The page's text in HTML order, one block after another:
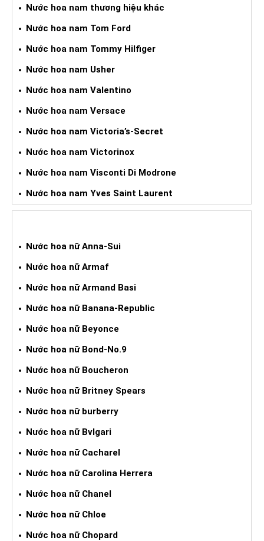
Nước hoa nam thương hiệu khác
Nước hoa nam Tom Ford
Nước hoa nam Tommy Hilfiger
Nước hoa nam Usher
Nước hoa nam Valentino
Nước hoa nam Versace
Nước hoa nam Victoria’s-Secret
Nước hoa nam Victorinox
Nước hoa nam Visconti Di Modrone
Nước hoa nam Yves Saint Laurent
Nước hoa nữ Anna-Sui
Nước hoa nữ Armaf
Nước hoa nữ Armand Basi
Nước hoa nữ Banana-Republic
Nước hoa nữ Beyonce
Nước hoa nữ Bond-No.9
Nước hoa nữ Boucheron
Nước hoa nữ Britney Spears
Nước hoa nữ burberry
Nước hoa nữ Bvlgari
Nước hoa nữ Cacharel
Nước hoa nữ Carolina Herrera
Nước hoa nữ Chanel
Nước hoa nữ Chloe
Nước hoa nữ Chopard